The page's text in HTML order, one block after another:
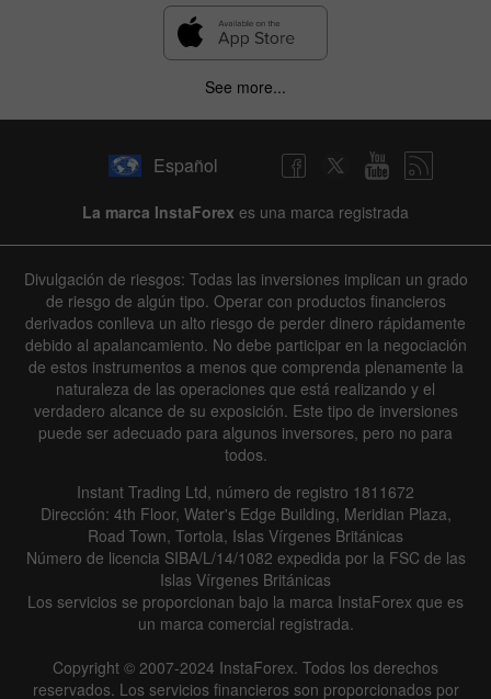
See more...
Español
La marca InstaForex es una marca registrada
Divulgación de riesgos: Todas las inversiones implican un grado
de riesgo de algún tipo. Operar con productos financieros
derivados conlleva un alto riesgo de perder dinero rápidamente
debido al apalancamiento. No debe participar en la negociación
de estos instrumentos a menos que comprenda plenamente la
naturaleza de las operaciones que está realizando y el
verdadero alcance de su exposición. Este tipo de inversiones
puede ser adecuado para algunos inversores, pero no para
todos.
Instant Trading Ltd, número de registro 1811672
Dirección: 4th Floor, Water's Edge Building, Meridian Plaza,
Road Town, Tortola, Islas Vírgenes Británicas
Número de licencia SIBA/L/14/1082 expedida por la FSC de las
Islas Vírgenes Británicas
Los servicios se proporcionan bajo la marca InstaForex que es
un marca comercial registrada.
Copyright © 2007-2024 InstaForex. Todos los derechos
reservados. Los servicios financieros son proporcionados por